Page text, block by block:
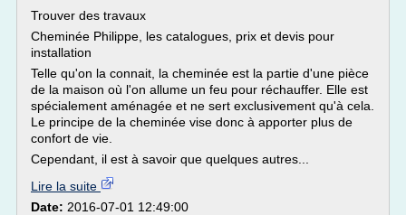
Trouver des travaux
Cheminée Philippe, les catalogues, prix et devis pour
installation
Telle qu'on la connait, la cheminée est la partie d'une pièce
de la maison où l'on allume un feu pour réchauffer. Elle est
spécialement aménagée et ne sert exclusivement qu'à cela.
Le principe de la cheminée vise donc à apporter plus de
confort de vie.
Cependant, il est à savoir que quelques autres...
Lire la suite
Date: 2016-07-01 12:49:00